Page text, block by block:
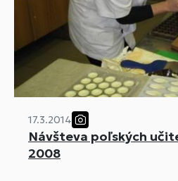
17.3.2014
Návšteva poľských
2008